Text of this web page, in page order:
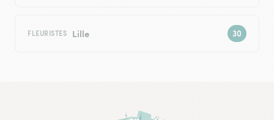
FLEURISTES Lille